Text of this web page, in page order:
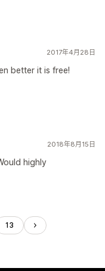
2017年4月28日
better it is free!
2018年8月15日
highly
13